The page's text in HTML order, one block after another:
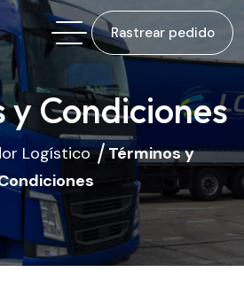
Rastrear pedido
y Condiciones
Logístico
Términos y